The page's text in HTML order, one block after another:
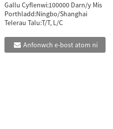
Gallu Cyflenwi:100000 Darn/y Mis
Porthladd:Ningbo/Shanghai
Telerau Talu:T/T, L/C
Anfonwch e-bost atom ni